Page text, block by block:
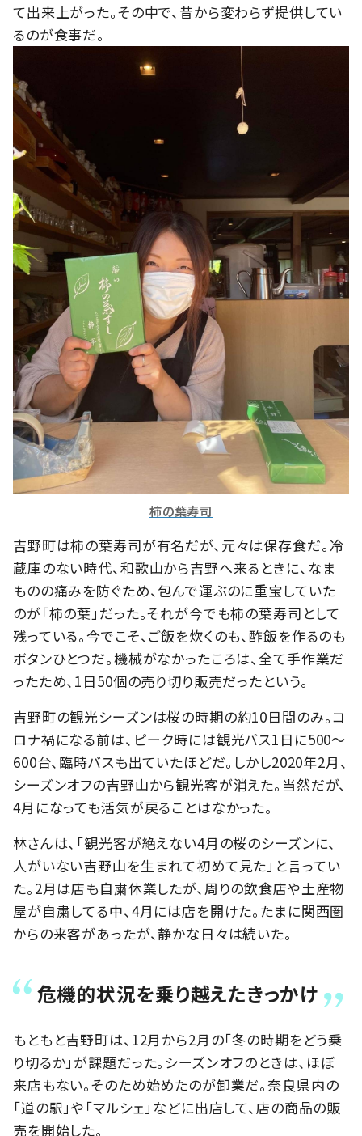
て出来上がった。その中で、昔から変わらず提供してい
るのが食事だ。
柿の葉寿司
吉野町は柿の葉寿司が有名だが、元々は保存食だ。冷
蔵庫のない時代、和歌山から吉野へ来るときに、なま
ものの痛みを防ぐため、包んで運ぶのに重宝していた
のが「柿の葉」だった。それが今でも柿の葉寿司として
残っている。今でこそ、ご飯を炊くのも、酢飯を作るのも
ボタンひとつだ。機械がなかったころは、全て手作業だ
ったため、1日50個の売り切り販売だったという。
吉野町の観光シーズンは桜の時期の約10日間のみ。コ
ロナ禍になる前は、ピーク時には観光バス1日に500〜
600台、臨時バスも出ていたほどだ。しかし2020年2月、
シーズンオフの吉野山から観光客が消えた。当然だが、
4月になっても活気が戻ることはなかった。
林さんは、「観光客が絶えない4月の桜のシーズンに、
人がいない吉野山を生まれて初めて見た」と言ってい
た。2月は店も自粛休業したが、周りの飲食店や土産物
屋が自粛してる中、4月には店を開けた。たまに関西圏
からの来客があったが、静かな日々は続いた。
危機的状況を乗り越えたきっかけ
もともと吉野町は、12月から2月の「冬の時期をどう乗
り切るか」が課題だった。シーズンオフのときは、ほぼ
来店もない。そのため始めたのが卸業だ。奈良県内の
「道の駅」や「マルシェ」などに出店して、店の商品の販
売を開始した。